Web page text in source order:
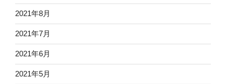
2021年8月
2021年7月
2021年6月
2021年5月